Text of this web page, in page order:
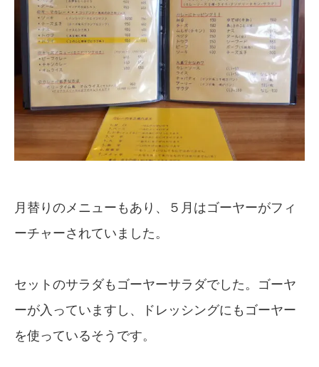
月替りのメニューもあり、５月はゴーヤーがフィ
ーチャーされていました。
セットのサラダもゴーヤーサラダでした。ゴーヤ
ーが入っていますし、ドレッシングにもゴーヤー
を使っているそうです。